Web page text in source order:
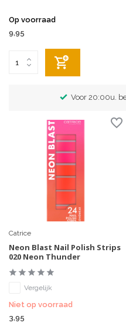
Op voorraad
9,95
Voor 20:00u.
Catrice
Neon Blast Nail Polish Strips
020 Neon Thunder
Vergelijk
Niet op voorraad
3,95